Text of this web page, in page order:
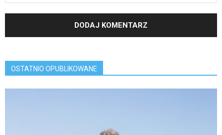
OSTATNIO OPUBLIKOWANE